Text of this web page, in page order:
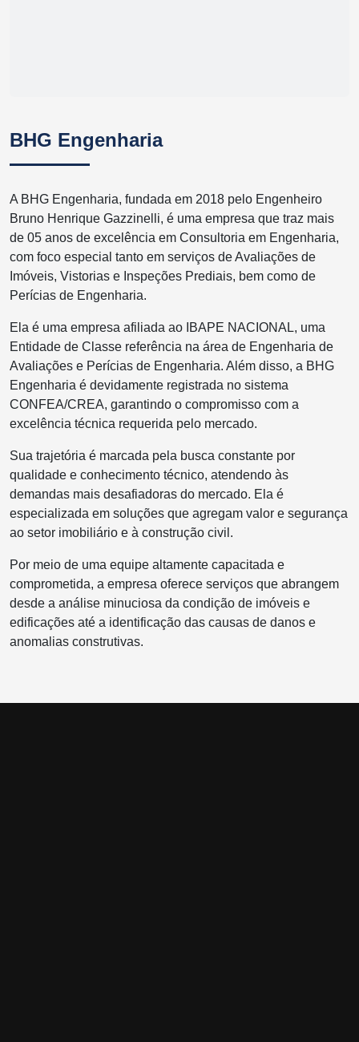
BHG Engenharia
A BHG Engenharia, fundada em 2018 pelo Engenheiro
Bruno Henrique Gazzinelli, é uma empresa que traz mais
de 05 anos de excelência em Consultoria em Engenharia,
com foco especial tanto em serviços de Avaliações de
Imóveis, Vistorias e Inspeções Prediais, bem como de
Perícias de Engenharia.
Ela é uma empresa afiliada ao IBAPE NACIONAL, uma
Entidade de Classe referência na área de Engenharia de
Avaliações e Perícias de Engenharia. Além disso, a BHG
Engenharia é devidamente registrada no sistema
CONFEA/CREA, garantindo o compromisso com a
excelência técnica requerida pelo mercado.
Sua trajetória é marcada pela busca constante por
qualidade e conhecimento técnico, atendendo às
demandas mais desafiadoras do mercado. Ela é
especializada em soluções que agregam valor e segurança
ao setor imobiliário e à construção civil.
Por meio de uma equipe altamente capacitada e
comprometida, a empresa oferece serviços que abrangem
desde a análise minuciosa da condição de imóveis e
edificações até a identificação das causas de danos e
anomalias construtivas.